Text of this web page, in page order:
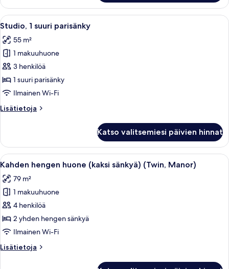
1
suuri
parisänky
Avaa
kaikki
huonetyypin
Studio,
1
suuri
parisänky
Moderni hotellihuone, jossa on
6
Studio, 1 suuri parisänky
55 m²
1 makuuhuone
3 henkilöä
1 suuri parisänky
Ilmainen Wi-Fi
Lisätietoja
Lisätietoja
suuri
parisänky
Katso valitsemiesi päivien hinnat
Avaa
kaikki
huonetyypin
Kahden
hengen
huone
(kaksi
(Twin,
Moderni olohuone, jossa on suuret
7
Kahden hengen huone (kaksi sänkyä) (Twin, Manor)
79 m²
1 makuuhuone
4 henkilöä
2 yhden hengen sänkyä
Ilmainen Wi-Fi
Lisätietoja
Lisätietoja